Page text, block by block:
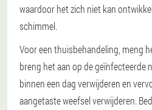
waardoor het zich niet kan
schimmel.
Voor een thuisbehandeling, meng
breng het aan op de geïnfecteerde
binnen een dag verwijderen en
aangetaste weefsel verwijderen.